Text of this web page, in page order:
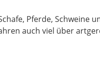
Pferde, Schweine
auch viel über